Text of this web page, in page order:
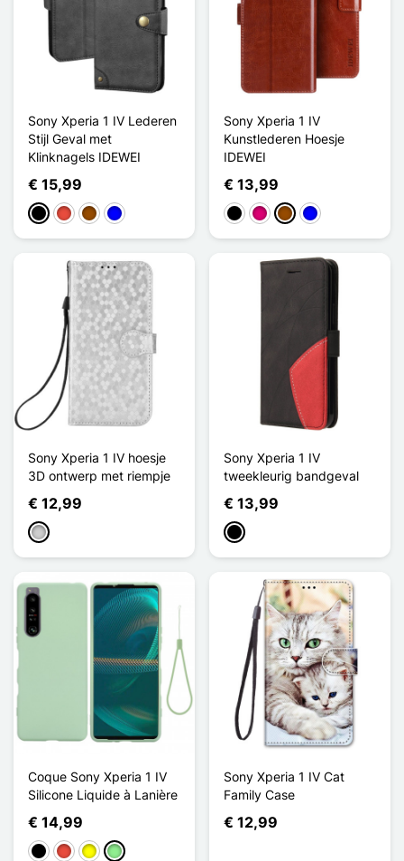
Sony Xperia 1 IV Lederen
Stijl Geval met
Klinknagels IDEWEI
€ 15,99
ZwartRoodBruinBlauw
Sony Xperia 1 IV
Kunstlederen Hoesje
IDEWEI
€ 13,99
ZwartMagenta
BruinBlauw
Sony Xperia 1 IV hoesje
3D ontwerp met riempje
€ 12,99
Zilver
Sony Xperia 1 IV
tweekleurig bandgeval
€ 13,99
Zwart
Coque Sony Xperia 1 IV
Silicone Liquide à Lanière
€ 14,99
ZwartRoodGeelLichtgroen
Sony Xperia 1 IV Cat
Family Case
€ 12,99